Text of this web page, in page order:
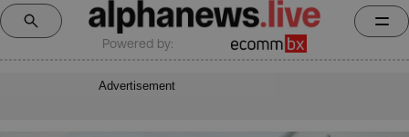
Powered by:
Advertisement